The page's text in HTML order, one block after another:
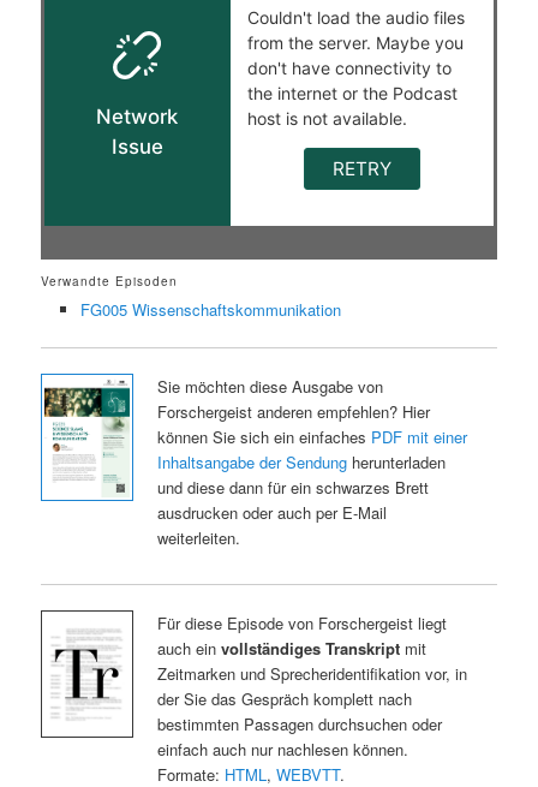
Verwandte Episoden
FG005 Wissenschaftskommunikation
Sie möchten diese Ausgabe von
Forschergeist anderen empfehlen? Hier
können Sie sich ein einfaches PDF mit einer
Inhaltsangabe der Sendungherunterladen
und diese dann für ein schwarzes Brett
ausdrucken oder auch per E-Mail
weiterleiten.
Für diese Episode von Forschergeist liegt
auch ein vollständiges Transkriptmit
Zeitmarken und Sprecheridentifikation vor, in
der Sie das Gespräch komplett nach
bestimmten Passagen durchsuchen oder
einfach auch nur nachlesen können.
Formate: HTML , WEBVTT.